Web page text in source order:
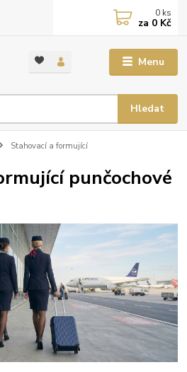
Menu
Hledat
0 ks
za 0 Kč
Stahovací a formující
punčochové